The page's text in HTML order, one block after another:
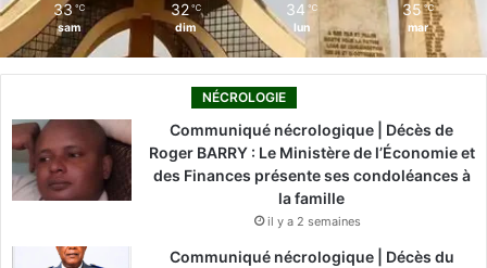
33 ℃
sam
32 ℃
dim
34 ℃
lun
35 ℃
mar
NÉCROLOGIE
Communiqué nécrologique | Décès de
Roger BARRY : Le Ministère de l’Économie et
des Finances présente ses condoléances à
la famille
il y a 2 semaines
Communiqué nécrologique | Décès du